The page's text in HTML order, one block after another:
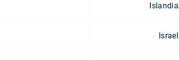
Islandia
Israel